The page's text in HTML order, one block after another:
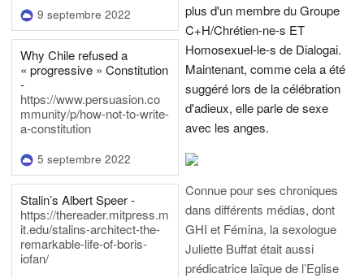
9 septembre 2022
Why Chile refused a
« progressive » Constitution
-
https://www.persuasion.co
mmunity/p/how-not-to-write-
a-constitution
5 septembre 2022
Stalin’s Albert Speer -
https://thereader.mitpress.m
it.edu/stalins-architect-the-
remarkable-life-of-boris-
iofan/
plus d'un membre du Groupe
C+H/Chrétien-ne-s ET
Homosexuel-le-s de Dialogai.
Maintenant, comme cela a été
suggéré lors de la célébration
d'adieux, elle parle de sexe
avec les anges.
Connue pour ses chroniques
dans différents médias, dont
GHI et Fémina, la sexologue
Juliette Buffat était aussi
prédicatrice laïque de l’Eglise